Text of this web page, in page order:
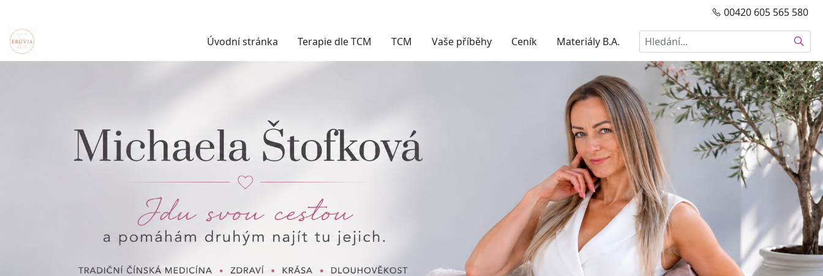
00420 605 565 580
Úvodní stránka Terapie dle TCM TCM Vaše příběhy Ceník Materiály B.A. Hledat